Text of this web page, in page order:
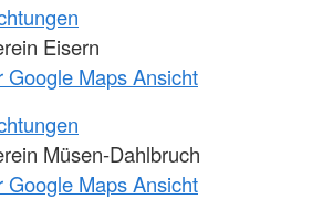
Eisern
Google Maps Ansicht
Müsen-Dahlbruch
Google Maps Ansicht